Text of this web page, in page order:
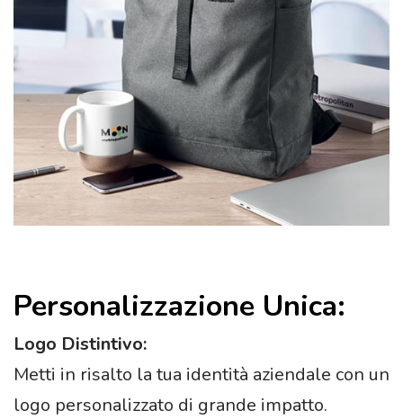
Personalizzazione Unica:
Logo Distintivo:
Metti in risalto la tua identità aziendale con un
logo personalizzato di grande impatto.